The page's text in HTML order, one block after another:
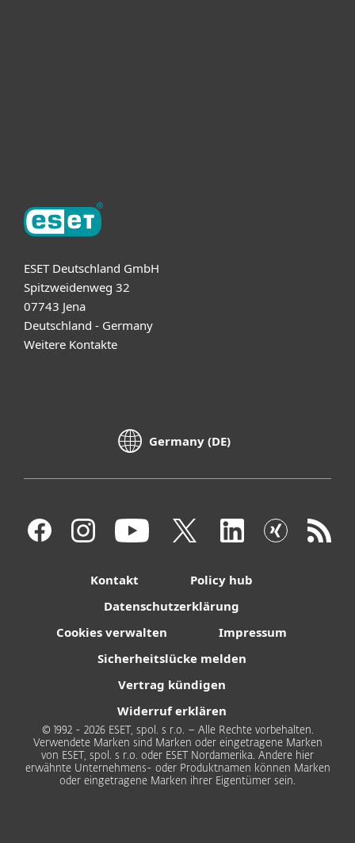
ESET Deutschland GmbH
Spitzweidenweg 32
07743 Jena
Deutschland - Germany
Weitere Kontakte
Germany (DE)
Kontakt
Policy hub
Datenschutzerklärung
Cookies verwalten
Impressum
Sicherheitslücke melden
Vertrag kündigen
Widerruf erklären
© 1992 - 2026 ESET, spol. s r.o. – Alle Rechte vorbehalten.
Verwendete Marken sind Marken oder eingetragene Marken
von ESET, spol. s r.o. oder ESET Nordamerika. Andere hier
erwähnte Unternehmens- oder Produktnamen können Marken
oder eingetragene Marken ihrer Eigentümer sein.